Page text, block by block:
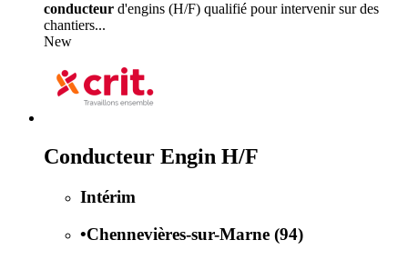
conducteur d'engins (H/F) qualifié pour intervenir sur des
chantiers...
New
Conducteur Engin H/F
Intérim
•Chennevières-sur-Marne (94)